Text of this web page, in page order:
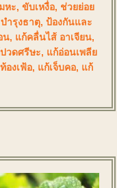
หะ, ขับเหงื่อ, ช่วยย่อย
บำรุงธาตุ,ป้องกันและ
น, แก้คลื่นไส้ อาเจียน,
วดศรีษะ, แก้อ่อนเพลีย
องเฟ้อ, แก้เจ็บคอ, แก้